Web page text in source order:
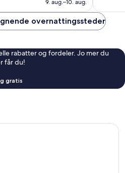
9. aug.–10. aug.
overnattingssteder
rabatter og fordeler. Jo mer du
får du!
gratis